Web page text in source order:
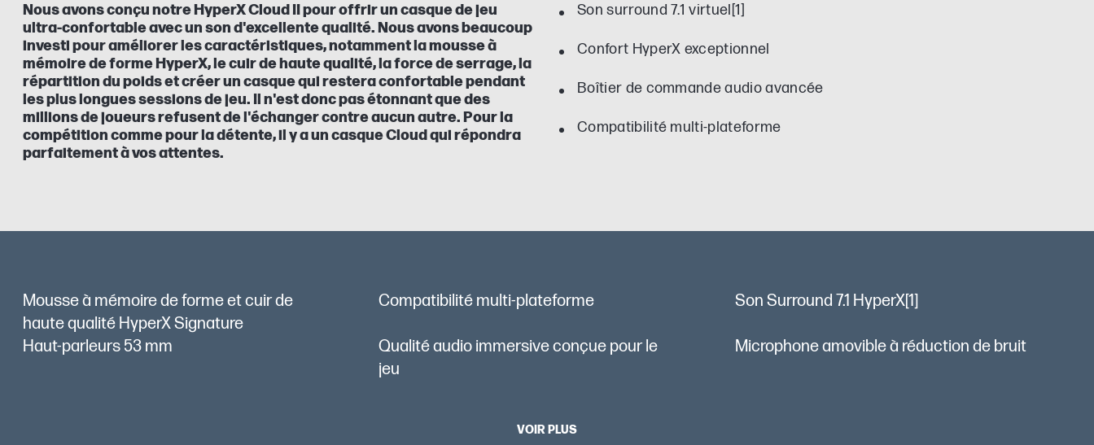
Nous avons conçu notre HyperX Cloud II pour offrir un casque de jeu
ultra-confortable avec un son d'excellente qualité. Nous avons beaucoup
investi pour améliorer les caractéristiques, notamment la mousse à
mémoire de forme HyperX, le cuir de haute qualité, la force de serrage, la
répartition du poids et créer un casque qui restera confortable pendant
les plus longues sessions de jeu. Il n'est donc pas étonnant que des
millions de joueurs refusent de l'échanger contre aucun autre. Pour la
compétition comme pour la détente, il y a un casque Cloud qui répondra
parfaitement à vos attentes.
Son surround 7.1 virtuel[1]
Confort HyperX exceptionnel
Boîtier de commande audio avancée
Compatibilité multi-plateforme
Mousse à mémoire de forme et cuir de
haute qualité HyperX Signature
Compatibilité multi-plateforme Son Surround 7.1 HyperX[1]
Haut-parleurs 53 mm
Qualité audio immersive conçue pour le
jeu
Microphone amovible à réduction de bruit
VOIR PLUS